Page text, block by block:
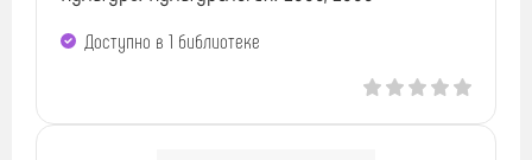
Доступно в 1 библиотекe